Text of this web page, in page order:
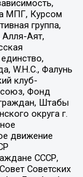
МПГ, Курсом
группа,
Аят,
W.H.С., Фалунь
клуб-
Фонд
Штабы
округа г.
движение
СССР,
Советских